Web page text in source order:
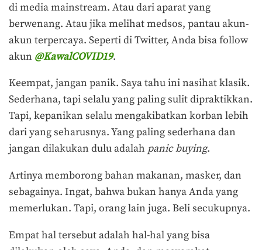
di media mainstream. Atau dari aparat yang
berwenang. Atau jika melihat medsos, pantau akun-
akun terpercaya. Seperti di Twitter, Anda bisa follow
akun @KawalCOVID19.
Keempat, jangan panik. Saya tahu ini nasihat klasik.
Sederhana, tapi selalu yang paling sulit dipraktikkan.
Tapi, kepanikan selalu mengakibatkan korban lebih
dari yang seharusnya. Yang paling sederhana dan
jangan dilakukan dulu adalah panic buying.
Artinya memborong bahan makanan, masker, dan
sebagainya. Ingat, bahwa bukan hanya Anda yang
memerlukan. Tapi, orang lain juga. Beli secukupnya.
Empat hal tersebut adalah hal-hal yang bisa